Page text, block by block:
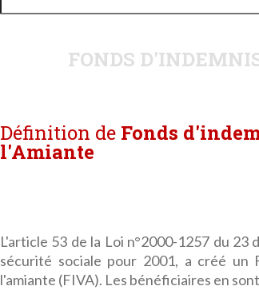
FONDS
Définition de Fonds
l'Amiante
L'article 53 de la Loi n°2000-1257 du
sécurité sociale pour 2001, a créé un
l'amiante (FIVA). Les bénéficiaires en